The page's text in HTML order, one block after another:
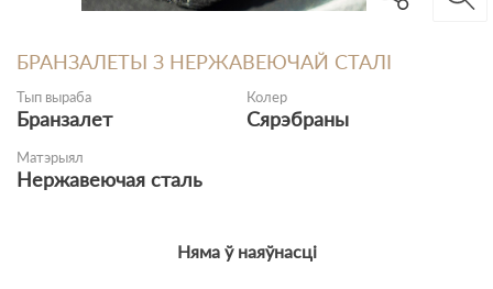
БРАНЗАЛЕТЫ З НЕРЖАВЕЮЧАЙ СТАЛІ
Тып выраба
Бранзалет
Колер
Cярэбраны
Матэрыял
Нержавеючая сталь
Няма ў наяўнасці